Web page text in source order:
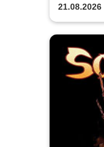
21.08.2026